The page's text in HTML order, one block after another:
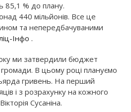
85,1 % до плану.
440 мільйонів. Все це
та непередбачуваними
Інфо .
ми затвердили бюджет
громади. В цьому році плануємо
гривень. На перший
і з розрахунку на кожного
Сусаніна.